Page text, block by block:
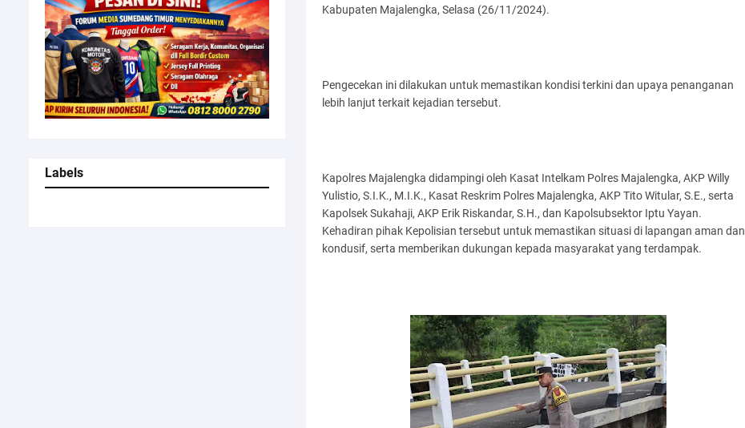
Labels
Kabupaten Majalengka, Selasa (26/11/2024).
Pengecekan ini dilakukan untuk memastikan kondisi terkini dan upaya penanganan
lebih lanjut terkait kejadian tersebut.
Kapolres Majalengka didampingi oleh Kasat Intelkam Polres Majalengka, AKP Willy
Yulistio, S.I.K., M.I.K., Kasat Reskrim Polres Majalengka, AKP Tito Witular, S.E., serta
Kapolsek Sukahaji, AKP Erik Riskandar, S.H., dan Kapolsubsektor Iptu Yayan.
Kehadiran pihak Kepolisian tersebut untuk memastikan situasi di lapangan aman dan
kondusif, serta memberikan dukungan kepada masyarakat yang terdampak.